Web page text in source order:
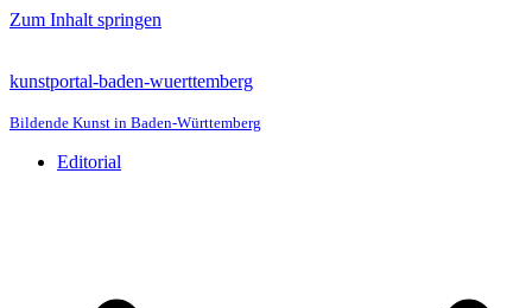
Zum Inhalt springen
kunstportal-baden-wuerttemberg
Bildende Kunst in Baden-Württemberg
Editorial